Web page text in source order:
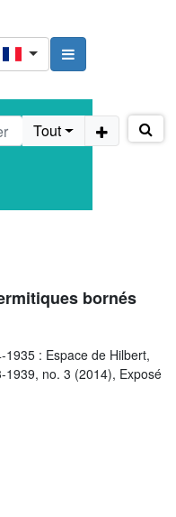
Tout
bornés
: Espace de Hilbert,
1939, no. 3 (2014), Exposé